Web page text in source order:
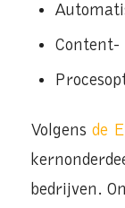
Volgens de
bedrijven.